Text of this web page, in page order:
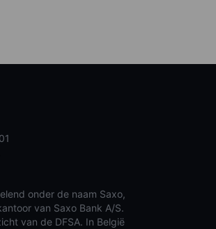
onder de naam Saxo,
van Saxo Bank A/S.
van de DFSA. In België